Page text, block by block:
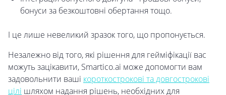
бонуси за безкоштовні обертання тощо.
І це лише невеликий зразок того, що пропонується.
Незалежно від того, які рішення для гейміфікації вас
можуть зацікавити, Smartico.ai може допомогти вам
задовольнити ваші короткострокові та довгострокові
цілі шляхом надання рішень, необхідних для